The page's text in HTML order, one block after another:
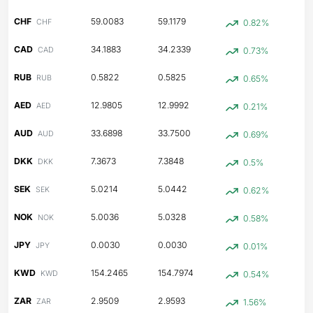
CHF CHF 59.0083 59.1179 0.82%
CAD CAD 34.1883 34.2339 0.73%
RUB RUB 0.5822 0.5825 0.65%
AED AED 12.9805 12.9992 0.21%
AUD AUD 33.6898 33.7500 0.69%
DKK DKK 7.3673 7.3848 0.5%
SEK SEK 5.0214 5.0442 0.62%
NOK NOK 5.0036 5.0328 0.58%
JPY JPY 0.0030 0.0030 0.01%
KWD KWD 154.2465 154.7974 0.54%
ZAR ZAR 2.9509 2.9593 1.56%